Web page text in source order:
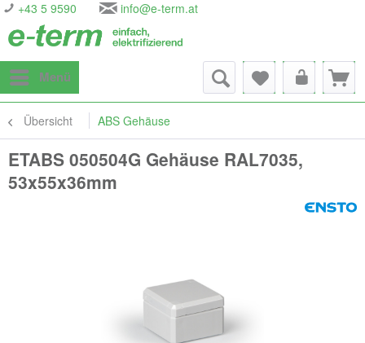
+43 5 9590 info@e-term.at
Menü
Übersicht ABS Gehäuse
ETABS 050504G Gehäuse RAL7035,
53x55x36mm